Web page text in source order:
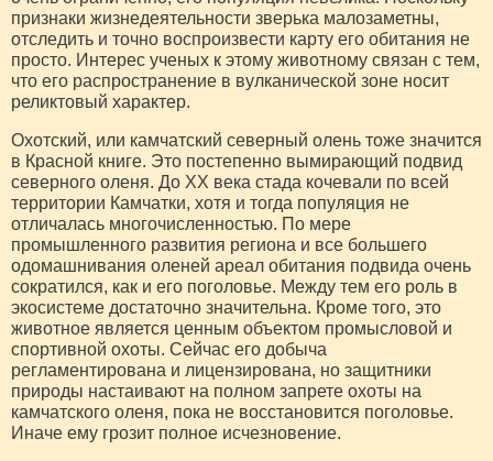
признаки жизнедеятельности зверька малозаметны,
отследить и точно воспроизвести карту его обитания не
просто. Интерес ученых к этому животному связан с тем,
что его распространение в вулканической зоне носит
реликтовый характер.
Охотский, или камчатский северный олень тоже значится
в Красной книге. Это постепенно вымирающий подвид
северного оленя. До ХХ века стада кочевали по всей
территории Камчатки, хотя и тогда популяция не
отличалась многочисленностью. По мере
промышленного развития региона и все большего
одомашнивания оленей ареал обитания подвида очень
сократился, как и его поголовье. Между тем его роль в
экосистеме достаточно значительна. Кроме того, это
животное является ценным объектом промысловой и
спортивной охоты. Сейчас его добыча
регламентирована и лицензирована, но защитники
природы настаивают на полном запрете охоты на
камчатского оленя, пока не восстановится поголовье.
Иначе ему грозит полное исчезновение.